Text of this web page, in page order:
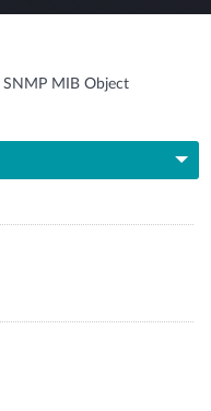
SNMP MIB Object